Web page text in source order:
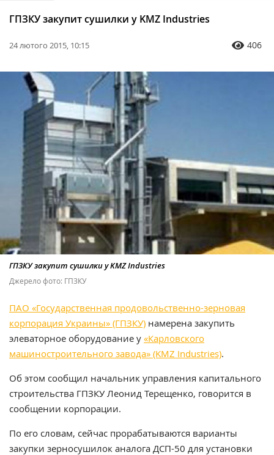
ГПЗКУ закупит сушилки у KMZ Industries
24 лютого 2015, 10:15 406
ГПЗКУ закупит сушилки у KMZ Industries
Джерело фото: ГПЗКУ
ПАО «Государственная продовольственно-зерновая
корпорация Украины» (ГПЗКУ) намерена закупить
элеваторное оборудование у «Карловского
машиностроительного завода» (KMZ Industries).
Об этом сообщил начальник управления капитального
строительства ГПЗКУ Леонид Терещенко, говорится в
сообщении корпорации.
По его словам, сейчас прорабатываются варианты
закупки зерносушилок аналога ДСП-50 для установки